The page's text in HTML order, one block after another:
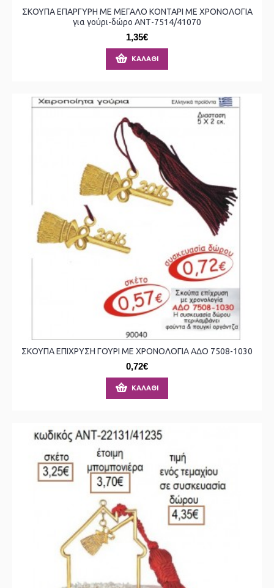
ΣΚΟΥΠΑ ΕΠΑΡΓΥΡΗ ΜΕ ΜΕΓΑΛΟ ΚΟΝΤΑΡΙ ΜΕ ΧΡΟΝΟΛΟΓΙΑ
για γούρι-δώρο ΑΝΤ-7514/41070
1,35€
ΚΑΛΆΘΙ
ΣΚΟΥΠΑ ΕΠΙΧΡΥΣΗ ΓΟΥΡΙ ΜΕ ΧΡΟΝΟΛΟΓΙΑ ΑΔΟ 7508-1030
0,72€
ΚΑΛΆΘΙ